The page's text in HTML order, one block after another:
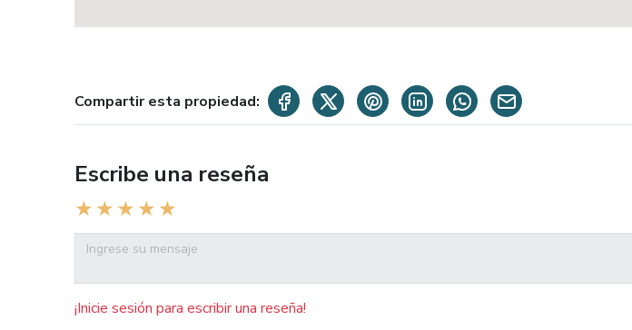
Compartir esta propiedad:
Escribe una reseña
¡Inicie sesión para escribir una reseña!